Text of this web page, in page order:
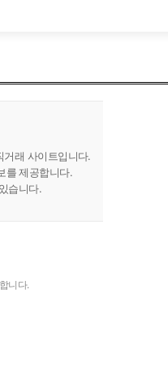
래 사이트입니다.
를 제공합니다.
습니다.
니다.